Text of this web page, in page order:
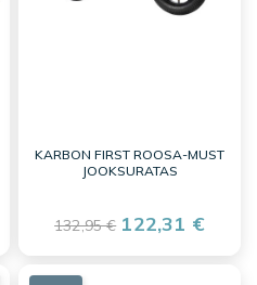
KARBON FIRST ROOSA-MUST
JOOKSURATAS
132,95 € 122,31 €